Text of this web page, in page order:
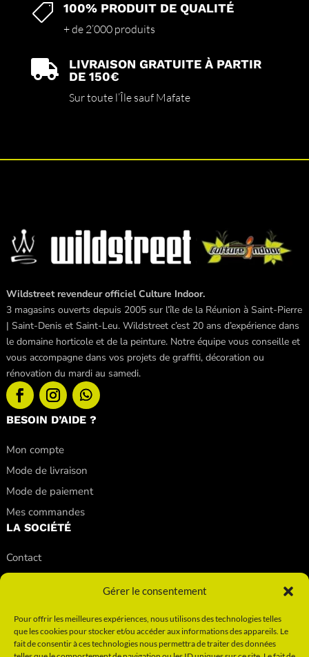
Gérer le consentement
Pour offrir les meilleures expériences, nous utilisons des technologies telles
que les cookies pour stocker et/ou accéder aux informations des appareils. Le
fait de consentir à ces technologies nous permettra de traiter des données
 100% PRODUIT DE QUALITÉ
+ de 2’000 produits

LIVRAISON GRATUITE À PARTIR
DE 150€
Sur toute l’Île sauf Mafate
Wildstreet revendeur officiel Culture Indoor.
3 magasins ouverts depuis 2005 sur l’île de la Réunion à Saint-Pierre
| Saint-Denis et Saint-Leu. Wildstreet c’est 20 ans d’expérience dans
le domaine horticole et de la peinture. Notre équipe vous conseille et
vous accompagne dans vos projets de graffiti, décoration ou
rénovation du mardi au samedi.
BESOIN D’AIDE ?
Mon compte
Mode de livraison
Mode de paiement
Mes commandes
LA SOCIÉTÉ
Contact
Nos conseils
Qui sommes-nous ?
INFORMATIONS